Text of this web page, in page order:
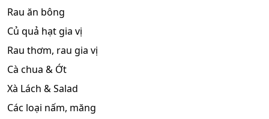
Rau ăn bông
Củ quả hạt gia vị
Rau thơm, rau gia vị
Cà chua & Ớt
Xà Lách & Salad
Các loại nấm, măng